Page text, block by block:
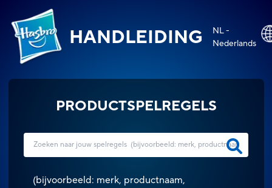
HANDLEIDING
NL -
Nederlands
PRODUCTSPELREGELS
(bijvoorbeeld: merk, productnaam,